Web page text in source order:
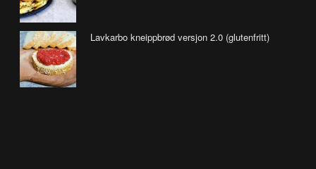
Lavkarbo kneippbrød versjon 2.0 (glutenfritt)